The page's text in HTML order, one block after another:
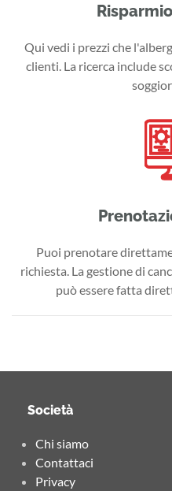
Qui vedi i prezzi che
clienti. La ricerca include
Puoi prenotare
richiesta. La gestione di
può essere fatta
Società
Chi siamo
Contattaci
Privacy